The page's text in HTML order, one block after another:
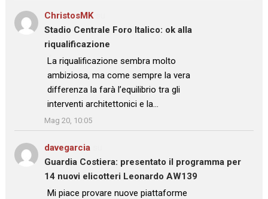
ChristosMKsu
Stadio Centrale Foro Italico: ok alla
riqualificazione
: “La riqualificazione sembra molto
ambiziosa, ma come sempre la vera
differenza la farà l’equilibrio tra gli
interventi architettonici e la…
”
Mag 20, 10:05
davegarcia
Guardia Costiera: presentato il programma per
14 nuovi elicotteri Leonardo AW139
: “
Mi piace provare nuove piattaforme